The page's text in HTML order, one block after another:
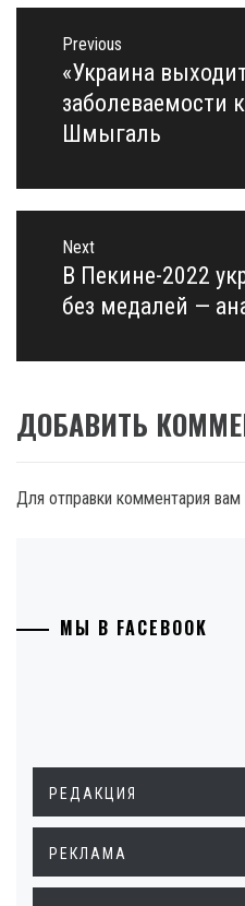
Навигация
записям
Previous
Previous
post:
«Украина
заболеваемости
Шмыгаль
Next
Next
post:
В Пекине-2022
без медалей —
ДОБАВИТЬ
Для отправки комментария
МЫ В FACEBOOK
РЕДАКЦИЯ
РЕКЛАМА